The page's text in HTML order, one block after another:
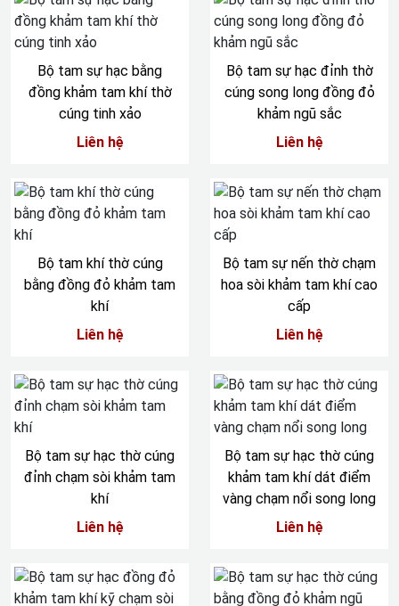
Bộ tam sự hạc bằng
đồng khảm tam khí thờ
cúng tinh xảo
Liên hệ
Bộ tam sự hạc đỉnh thờ
cúng song long đồng đỏ
khảm ngũ sắc
Liên hệ
Bộ tam khí thờ cúng
bằng đồng đỏ khảm tam
khí
Liên hệ
Bộ tam sự nến thờ chạm
hoa sòi khảm tam khí cao
cấp
Liên hệ
Bộ tam sự hạc thờ cúng
đỉnh chạm sòi khảm tam
khí
Liên hệ
Bộ tam sự hạc thờ cúng
khảm tam khí dát điểm
vàng chạm nổi song long
Liên hệ